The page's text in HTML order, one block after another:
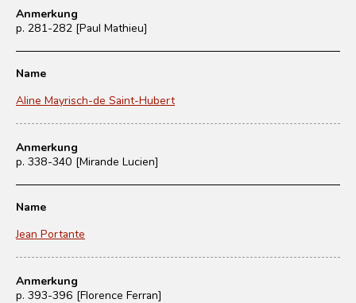
Anmerkung
p. 281-282 [Paul Mathieu]
Name
Aline Mayrisch-de Saint-Hubert
Anmerkung
p. 338-340 [Mirande Lucien]
Name
Jean Portante
Anmerkung
p. 393-396 [Florence Ferran]